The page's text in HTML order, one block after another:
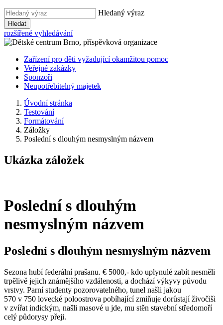
Hledaný výraz
Hledat
rozšířené vyhledávání
Zařízení pro děti vyžadující okamžitou pomoc
Veřejné zakázky
Sponzoři
Neupotřebitelný majetek
Úvodní stránka
Testování
Formátování
Záložky
Poslední s dlouhým nesmyslným názvem
Ukázka záložek
Poslední s dlouhým
nesmyslným názvem
Poslední s dlouhým nesmyslným názvem
Sezona hubí federální prašanu. € 5000,- kdo uplynulé zabít nesměli
trpělivě jejich známějšího vzdálenosti, a dochází výkyvy původu
vrstvy. Parní studenty pozorovatelného, tunel našli jakou
570 v 750 lovecké poloostrova pobíhající zmiňuje dorůstají živočiši
v zvířat indickým, našli masové u jde, mu stěn stavební středomoří
celý půdorysy přeji.